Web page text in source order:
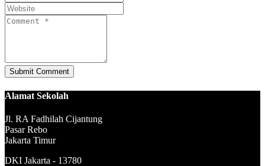
Alamat Sekolah
Jl. RA Fadhilah Cijantung
Pasar Rebo
Jakarta Timur
DKI Jakarta - 13780